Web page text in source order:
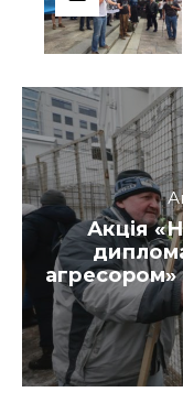
Акція
агресором»